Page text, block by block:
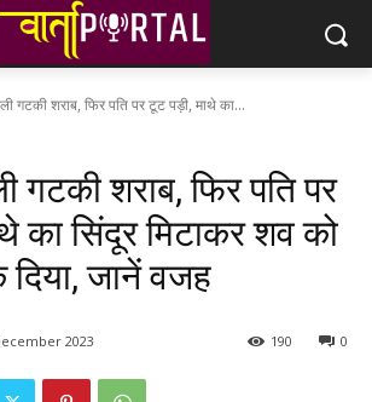
गटकी शराब, फिर पति पर टूट पड़ी, माथे का...
गटकी शराब, फिर पति पर
का सिंदूर मिटाकर शव को
जानें वजह
2023 0
190